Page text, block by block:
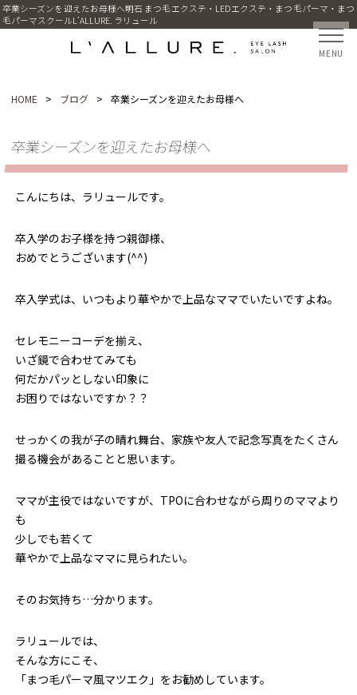
卒業シーズンを迎えたお母様へ明石 まつ毛エクステ・LEDエクステ・まつ毛パーマ・まつ
毛パーマスクールL’ALLURE. ラリュール
MENU
HOME > ブログ > 卒業シーズンを迎えたお母様へ
卒業シーズンを迎えたお母様へ
こんにちは、ラリュールです。
卒入学のお子様を持つ親御様、
おめでとうございます(^^)
卒入学式は、いつもより華やかで上品なママでいたいですよね。
セレモニーコーデを揃え、
いざ鏡で合わせてみても
何だかパッとしない印象に
お困りではないですか？？
せっかくの我が子の晴れ舞台、家族や友人で記念写真をたくさん
撮る機会があることと思います。
ママが主役ではないですが、TPOに合わせながら周りのママより
も
少しでも若くて
華やかで上品なママに見られたい。
そのお気持ち…分かります。
ラリュールでは、
そんな方にこそ、
「まつ毛パーマ風マツエク」をお勧めしています。